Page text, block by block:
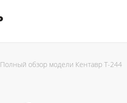
Полный обзор модели Кентавр Т-244